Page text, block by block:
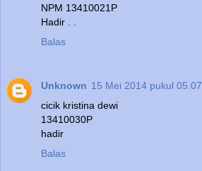
NPM 13410021P
Hadir . .
Balas
Unknown 15 Mei 2014 pukul 05.07
cicik kristina dewi
13410030P
hadir
Balas